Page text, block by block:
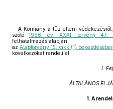
A Kormány a tűz elleni
szóló1996. évi XXXI. törvény 47.
felhatalmazás alapján,
azAlaptörvény 15. cikk (1)
következőket rendeli el:
I.
ÁLTALÁNOS
1. A